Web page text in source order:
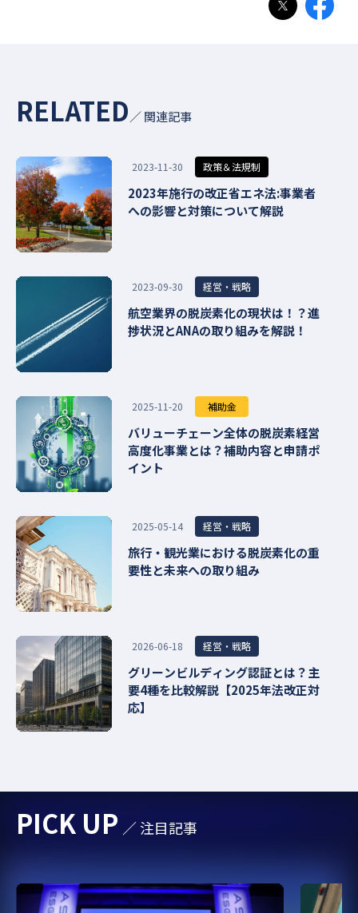
RELATED／ 関連記事
2023-11-30 政策＆法規制
2023年施行の改正省エネ法:事業者
への影響と対策について解説
2023-09-30 経営・戦略
航空業界の脱炭素化の現状は！？進
捗状況とANAの取り組みを解説！
2025-11-20 補助金
バリューチェーン全体の脱炭素経営
高度化事業とは？補助内容と申請ポ
イント
2025-05-14 経営・戦略
旅行・観光業における脱炭素化の重
要性と未来への取り組み
2026-06-18 経営・戦略
グリーンビルディング認証とは？主
要4種を比較解説【2025年法改正対
応】
PICK UP ／ 注目記事